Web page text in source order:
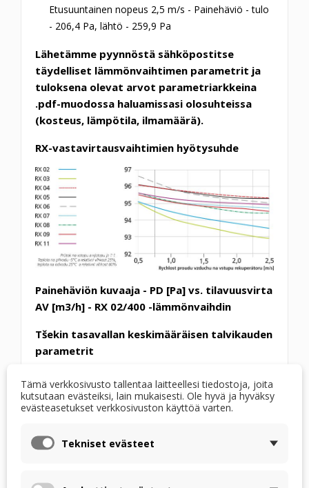
Etusuuntainen nopeus 2,5 m/s - Painehäviö - tulo
- 206,4 Pa, lähtö - 259,9 Pa
Lähetämme pyynnöstä sähköpostitse
täydelliset lämmönvaihtimen parametrit ja
tuloksena olevat arvot parametriarkkeina
.pdf-muodossa haluamissasi olosuhteissa
(kosteus, lämpötila, ilmamäärä).
RX-vastavirtausvaihtimien hyötysuhde
Painehäviön kuvaaja - PD [Pa] vs. tilavuusvirta
AV [m3/h] - RX 02/400 -lämmönvaihdin
Tšekin tasavallan keskimääräisen talvikauden
parametrit
sisä-/ulkoilman suhde 1:1, ulkolämpötila 1 °C ja
suhteellinen kosteus 78 %, sisälämpötila 25 °C ja
suhteellinen kosteus 28 %, tulokset eurooppalaisen
laskentaohjelmistolla
Tämä verkkosivusto tallentaa laitteellesi tiedostoja, joita
kutsutaan evästeiksi, lain mukaisesti. Ole hyvä ja hyväksy
evästeasetukset verkkosivuston käyttöä varten.
Tekniset evästeet